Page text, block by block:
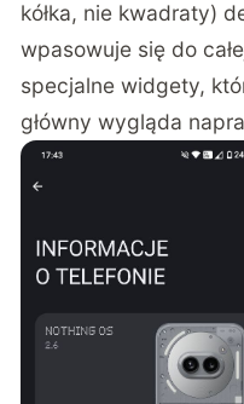
kółka, nie kwadraty)
wpasowuje się do
specjalne widgety,
główny wygląda